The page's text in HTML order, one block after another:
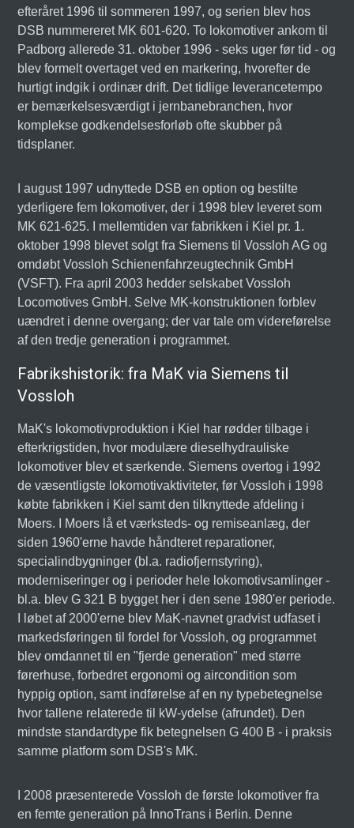
efteråret 1996 til sommeren 1997, og serien blev hos
DSB nummereret MK 601-620. To lokomotiver ankom til
Padborg allerede 31. oktober 1996 - seks uger før tid - og
blev formelt overtaget ved en markering, hvorefter de
hurtigt indgik i ordinær drift. Det tidlige leverancetempo
er bemærkelsesværdigt i jernbanebranchen, hvor
komplekse godkendelsesforløb ofte skubber på
tidsplaner.
I august 1997 udnyttede DSB en option og bestilte
yderligere fem lokomotiver, der i 1998 blev leveret som
MK 621-625. I mellemtiden var fabrikken i Kiel pr. 1.
oktober 1998 blevet solgt fra Siemens til Vossloh AG og
omdøbt Vossloh Schienenfahrzeugtechnik GmbH
(VSFT). Fra april 2003 hedder selskabet Vossloh
Locomotives GmbH. Selve MK-konstruktionen forblev
uændret i denne overgang; der var tale om videreførelse
af den tredje generation i programmet.
Fabrikshistorik: fra MaK via Siemens til
Vossloh
MaK's lokomotivproduktion i Kiel har rødder tilbage i
efterkrigstiden, hvor modulære dieselhydrauliske
lokomotiver blev et særkende. Siemens overtog i 1992
de væsentligste lokomotivaktiviteter, før Vossloh i 1998
købte fabrikken i Kiel samt den tilknyttede afdeling i
Moers. I Moers lå et værksteds- og remiseanlæg, der
siden 1960'erne havde håndteret reparationer,
specialindbygninger (bl.a. radiofjernstyring),
moderniseringer og i perioder hele lokomotivsamlinger -
bl.a. blev G 321 B bygget her i den sene 1980'er periode.
I løbet af 2000'erne blev MaK-navnet gradvist udfaset i
markedsføringen til fordel for Vossloh, og programmet
blev omdannet til en "fjerde generation" med større
førerhuse, forbedret ergonomi og aircondition som
hyppig option, samt indførelse af en ny typebetegnelse
hvor tallene relaterede til kW-ydelse (afrundet). Den
mindste standardtype fik betegnelsen G 400 B - i praksis
samme platform som DSB's MK.
I 2008 præsenterede Vossloh de første lokomotiver fra
en femte generation på InnoTrans i Berlin. Denne